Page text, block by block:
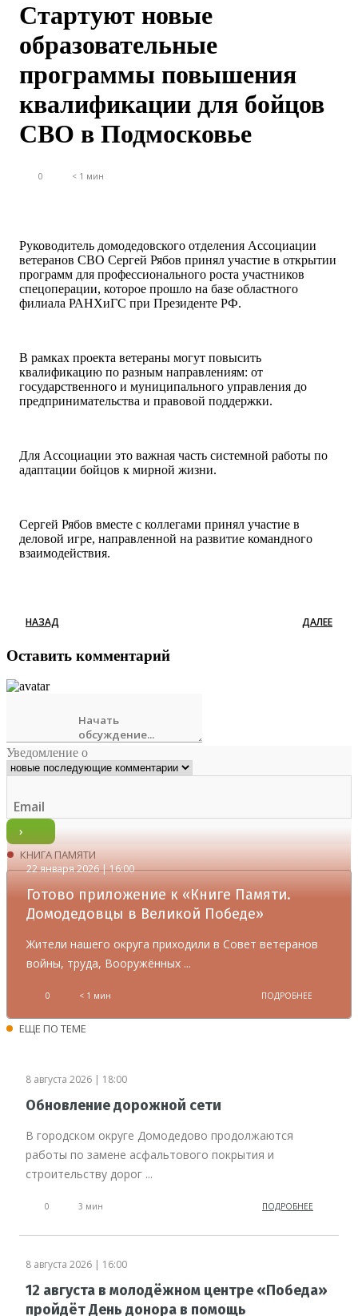
Стартуют новые
образовательные
программы повышения
квалификации для бойцов
СВО в Подмосковье
0 < 1 мин
Руководитель домодедовского отделения Ассоциации
ветеранов СВО Сергей Рябов принял участие в открытии
программ для профессионального роста участников
спецоперации, которое прошло на базе областного
филиала РАНХиГС при Президенте РФ.
В рамках проекта ветераны могут повысить
квалификацию по разным направлениям: от
государственного и муниципального управления до
предпринимательства и правовой поддержки.
Для Ассоциации это важная часть системной работы по
адаптации бойцов к мирной жизни.
Сергей Рябов вместе с коллегами принял участие в
деловой игре, направленной на развитие командного
взаимодействия.
НАЗАД ДАЛЕЕ
Оставить комментарий
Уведомление о
КНИГА ПАМЯТИ
Готово приложение к «Книге Памяти.
Домодедовцы в Великой Победе»
22 января 2026 | 16:00
Жители нашего округа приходили в Совет ветеранов
войны, труда, Вооружённых ...
0 < 1 мин ПОДРОБНЕЕ
ЕЩЕ ПО ТЕМЕ
8 августа 2026 | 18:00
Обновление дорожной сети
В городском округе Домодедово продолжаются
работы по замене асфальтового покрытия и
строительству дорог ...
0 3 мин ПОДРОБНЕЕ
8 августа 2026 | 16:00
12 августа в молодёжном центре «Победа»
пройдёт День донора в помощь